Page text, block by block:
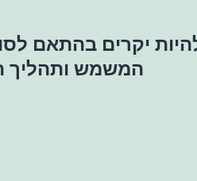
יקרים בהתאם
המשמש ותהליך